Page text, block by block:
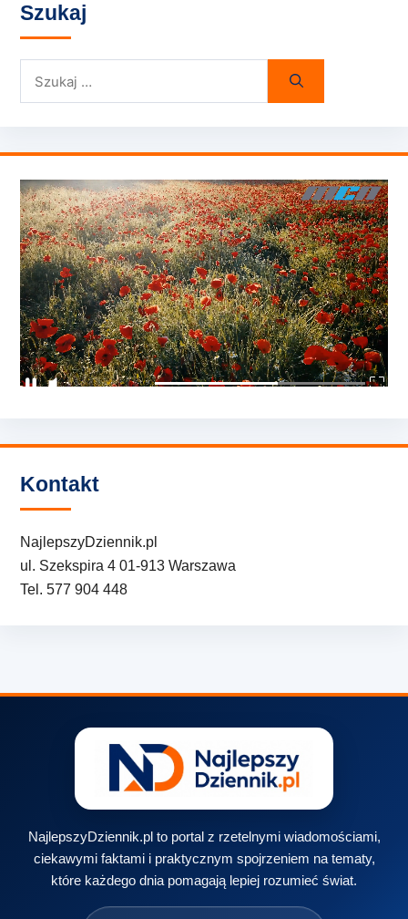
Szukaj
Kontakt
NajlepszyDziennik.pl
ul. Szekspira 4 01-913 Warszawa
Tel. 577 904 448
NajlepszyDziennik.pl to portal z rzetelnymi wiadomościami,
ciekawymi faktami i praktycznym spojrzeniem na tematy,
które każdego dnia pomagają lepiej rozumieć świat.